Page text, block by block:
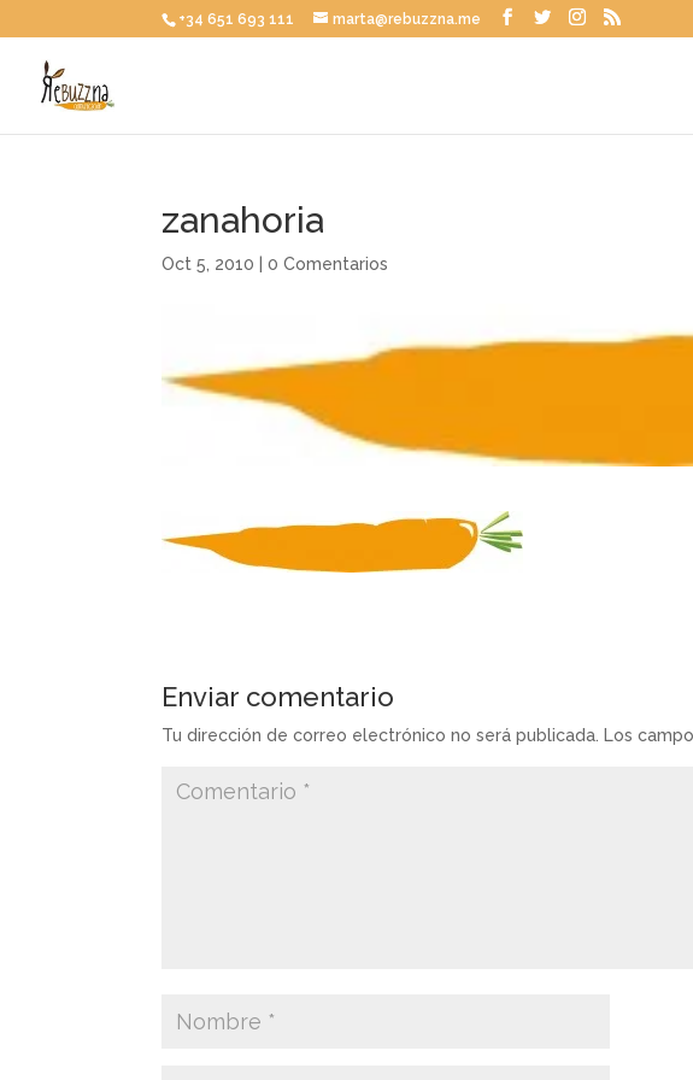
+34 651 693 111 marta@rebuzzna.me
zanahoria
Oct 5, 2010 |0 Comentarios
Enviar comentario
Tu dirección de correo electrónico no será publicada. Los